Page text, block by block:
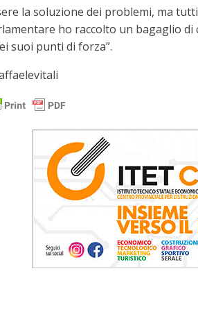
la soluzione dei problemi, ma
ho raccolto un bagaglio
suoi punti di forza”.